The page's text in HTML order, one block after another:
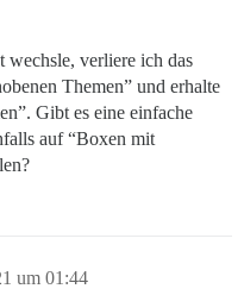
verliere ich das
Themen” und erhalte
Gibt es eine einfache
auf “Boxen mit
um 01:44